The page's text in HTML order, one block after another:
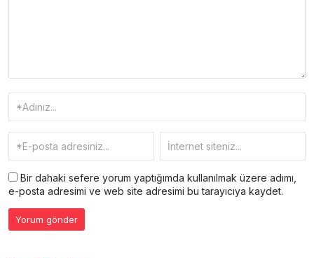
Bir dahaki sefere yorum yaptığımda kullanılmak üzere adımı,
e-posta adresimi ve web site adresimi bu tarayıcıya kaydet.